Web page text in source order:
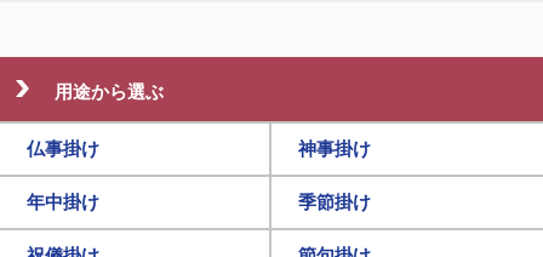
用途から選ぶ
仏事掛け 神事掛け
年中掛け 季節掛け